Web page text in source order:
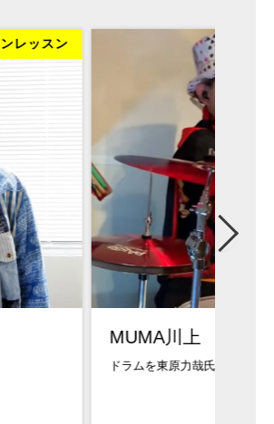
オンラインレッスン